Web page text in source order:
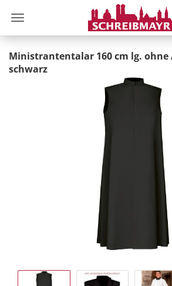
Ministrantentalar 160 cm lg. ohne
schwarz